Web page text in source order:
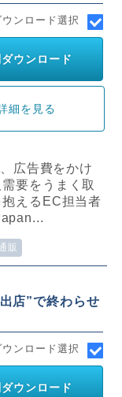
ンロード選択
ウンロード
細を見る
広告費をかけ
要をうまく取
えるEC担当者
販
店”で終わらせ
ンロード選択
ウンロード